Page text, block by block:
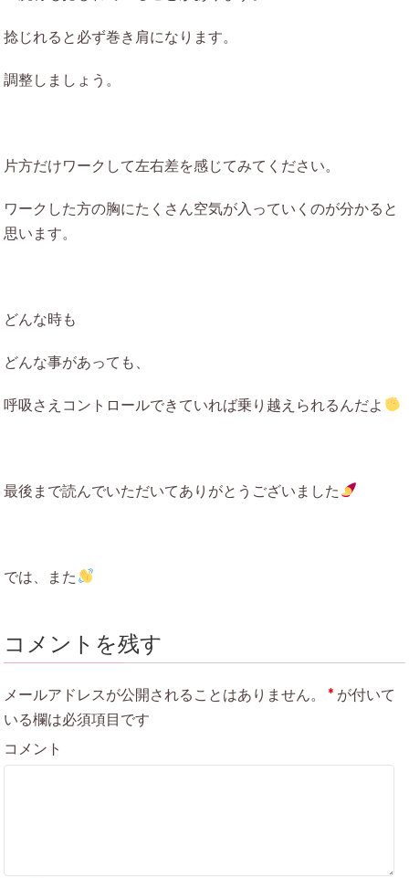
捻じれると必ず巻き肩になります。
調整しましょう。
片方だけワークして左右差を感じてみてください。
ワークした方の胸にたくさん空気が入っていくのが分かると
思います。
どんな時も
どんな事があっても、
呼吸さえコントロールできていれば乗り越えられるんだよ
最後まで読んでいただいてありがとうございました
では、また
コメントを残す
メールアドレスが公開されることはありません。 * が付いて
いる欄は必須項目です
コメント